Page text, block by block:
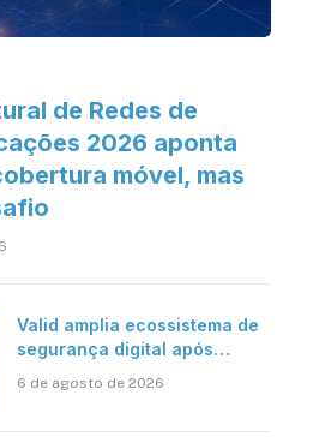
de Redes de
2026 aponta
móvel, mas
Valid amplia ecossistema de
segurança digital após
6 de agosto de 2026